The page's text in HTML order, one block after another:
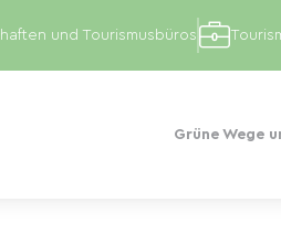
Grüne Wege
und Tourismusbüros